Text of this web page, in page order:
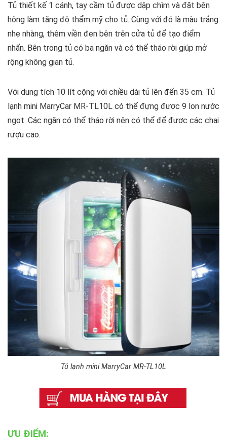
Tủ thiết kế 1 cánh, tay cầm tủ được dập chìm và đặt bên
hông làm tăng độ thẩm mỹ cho tủ. Cùng với đó là màu trắng
nhẹ nhàng, thêm viền đen bên trên cửa tủ để tạo điểm
nhấn. Bên trong tủ có ba ngăn và có thể tháo rời giúp mở
rộng không gian tủ.
Với dung tích 10 lít cộng với chiều dài tủ lên đến 35 cm. Tủ
lạnh mini MarryCar MR-TL10L có thể đựng được 9 lon nước
ngọt. Các ngăn có thể tháo rời nên có thể để được các chai
rượu cao.
Tủ lạnh mini MarryCar MR-TL10L
ƯU ĐIỂM: